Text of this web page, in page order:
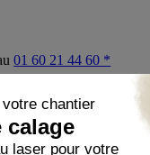
01 60 21 44 60 *